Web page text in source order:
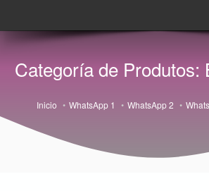
Categoría de Produtos:
Inicio WhatsApp 1 WhatsApp 2